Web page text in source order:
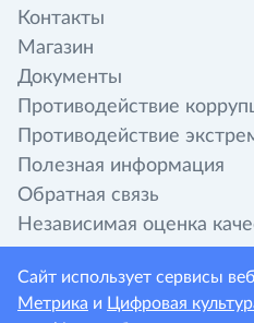
Контакты
Магазин
Документы
Противодействие
Противодействие
Полезная информация
Обратная связь
Независимая оценка
Сайт использует сервисы
Метрика и Цифровая